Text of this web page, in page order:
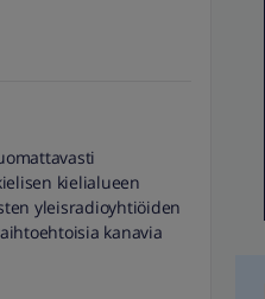
kielialueen
yleisradioyhtiöiden
kanavia